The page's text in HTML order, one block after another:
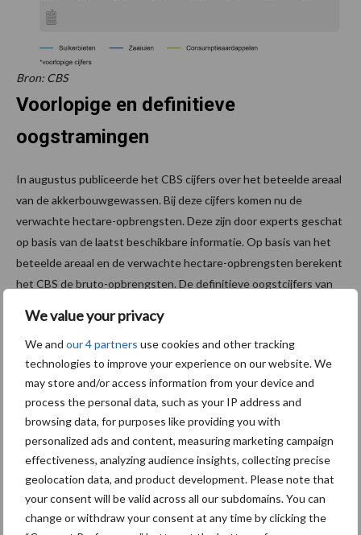
We value your privacy
We and our 4 partners use cookies and other tracking
technologies to improve your experience on our website. We
may store and/or access information from your device and
process the personal data, such as your IP address and
browsing data, for purposes like providing you with
personalized ads and content, measuring marketing campaign
effectiveness, analyzing audience insights, collecting precise
geolocation data, and product development. Please note that
your consent will be valid across all our subdomains. You can
change or withdraw your consent at any time by clicking the
Bron: CBS
Voorlopige en definitieve
oogstramingen
In augustus publiceerde het CBS cijfers over het beteelde areaal
van de akkerbouwgewassen. Bij deze cijfers komen nu de
verwachte hectare-opbrengsten. Deze zijn door experts geschat
op basis van de laatst beschikbare informatie. Op basis van het
beteelde areaal en de verwachte hectare-opbrengsten berekent
het CBS de bruto-opbrengsten. De definitieve oogstcijfers van
opbrengst van de definitieve raming kan lager uitkomen dan nu
berekend doordat de geoogste oppervlakte uiteindelijk lager uit
kan vallen dan de beteelde oppervlakte.